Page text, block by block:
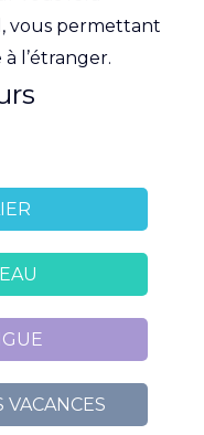
vous permettant
l’étranger.
VACANCES